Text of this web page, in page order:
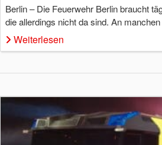
Berlin – Die Feuerwehr Berlin braucht
die allerdings nicht da sind. An
Weiterlesen